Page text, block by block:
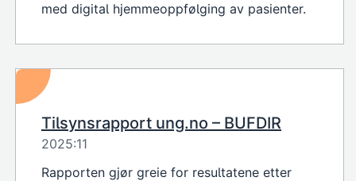
med digital hjemmeoppfølging av pasienter.
Tilsynsrapport ung.no – BUFDIR
2025:11
Rapporten gjør greie for resultatene etter